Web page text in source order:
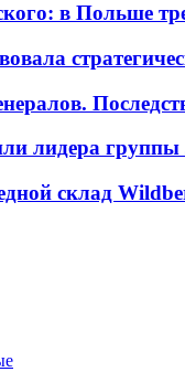
в Польше
лидера
склад